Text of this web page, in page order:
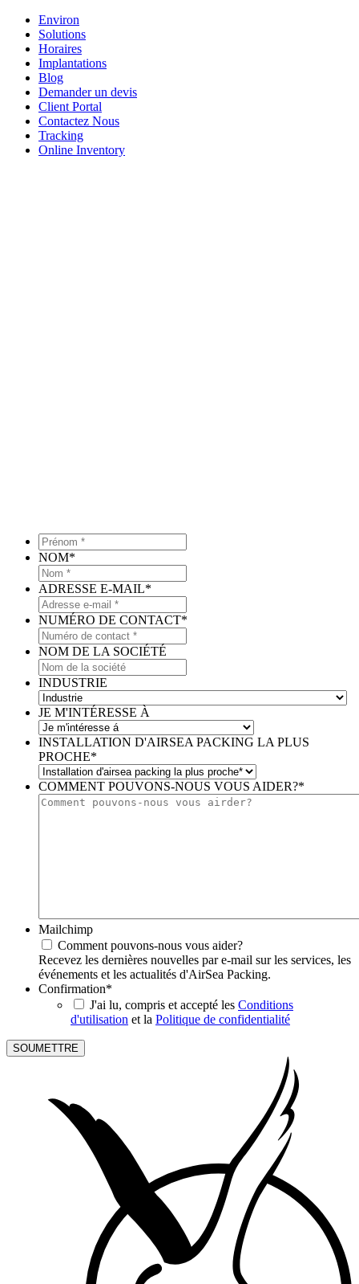
Environ
Solutions
Horaires
Implantations
Blog
Demander un devis
Client Portal
Contactez Nous
Tracking
Online Inventory
Prénom
**
NOM*
ADRESSE E-MAIL*
NUMÉRO DE CONTACT*
NOM DE LA SOCIÉTÉ
INDUSTRIE
JE M'INTÉRESSE À
INSTALLATION D'AIRSEA PACKING LA PLUS
PROCHE*
COMMENT POUVONS-NOUS VOUS AIDER?*
Mailchimp
Comment pouvons-nous vous aider?
Recevez les dernières nouvelles par e-mail sur les services, les
événements et les actualités d'AirSea Packing.
Confirmation*
J'ai lu, compris et accepté les Conditions
d'utilisation et la Politique de confidentialité